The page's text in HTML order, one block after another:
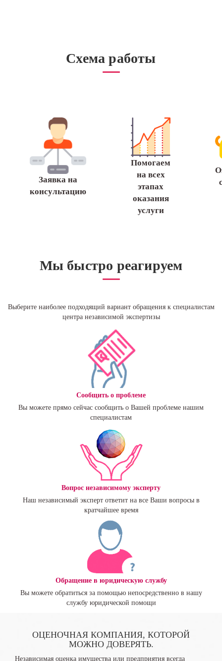
Схема работы
Заявка на
консультацию
Помогаем
на всех
этапах
оказания
услуги
Мы быстро реагируем
Выберите наиболее подходящий вариант обращения к специалистам
центра независимой экспертизы
Сообщить о проблеме
Вы можете прямо сейчас сообщить о Вашей проблеме нашим
специалистам
Вопрос независимому эксперту
Наш независимый эксперт ответит на все Ваши вопросы в
кратчайшее время
Обращение в юридическую службу
Вы можете обратиться за помощью непосредственно в нашу
службу юридической помощи
ОЦЕНОЧНАЯ КОМПАНИЯ, КОТОРОЙ
МОЖНО ДОВЕРЯТЬ.
Независимая оценка имущества или предприятия всегда